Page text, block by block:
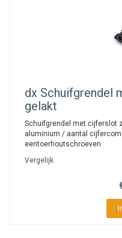
dx Schuifgrendel
gelakt
Schuifgrendel met cijferslot
aluminium / aantal
eentoerhoutschroeven
Vergelijk